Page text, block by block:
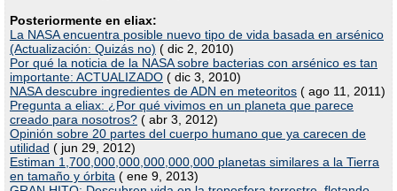
Posteriormente en eliax:
La NASA encuentra posible nuevo tipo de vida basada en arsénico
(Actualización: Quizás no) ( dic 2, 2010)
Por qué la noticia de la NASA sobre bacterias con arsénico es tan
importante: ACTUALIZADO ( dic 3, 2010)
NASA descubre ingredientes de ADN en meteoritos ( ago 11, 2011)
Pregunta a eliax: ¿Por qué vivimos en un planeta que parece
creado para nosotros? ( abr 3, 2012)
Opinión sobre 20 partes del cuerpo humano que ya carecen de
utilidad ( jun 29, 2012)
Estiman 1,700,000,000,000,000,000 planetas similares a la Tierra
en tamaño y órbita ( ene 9, 2013)